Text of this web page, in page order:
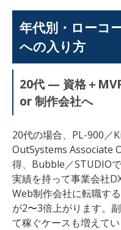
年代別・ローコ
への入り方
20代 — 資格＋
or 制作会社へ
20代の場合、PL-900／
OutSystems Associate
得、Bubble／STUDIO
実績を持って事業会社
Web制作会社に転職す
が2〜3倍上がります。
て稼ぐケースも増えてい